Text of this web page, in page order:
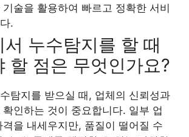
술을 활용하여 빠르고 정확한 서비
.
서 누수탐지를 할 때
할 점은 무엇인가요?
탐지를 받으실 때, 업체의 신뢰성과
인하는 것이 중요합니다. 일부 업
을 내세우지만, 품질이 떨어질 수